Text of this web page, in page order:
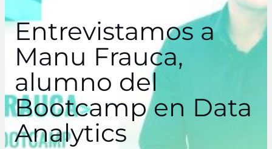
Entrevistamos a
Manu Frauca,
alumno del
Bootcamp en Data
Analytics